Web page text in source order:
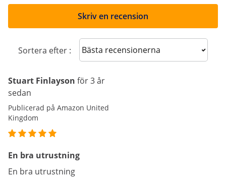
Skriv en recension
Sortera efter : Sort reviews
Stuart Finlayson för 3 år
sedan
Publicerad på Amazon United
Kingdom
En bra utrustning
En bra utrustning